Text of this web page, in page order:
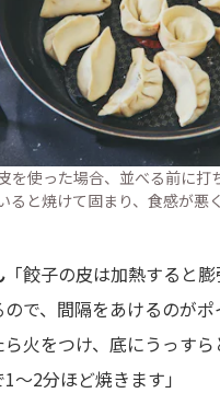
を使った場合、並べる前に打
ると焼けて固まり、食感が悪
「餃子の皮は加熱すると
で、間隔をあけるのが
火をつけ、底にうっす
〜2分ほど焼きます」